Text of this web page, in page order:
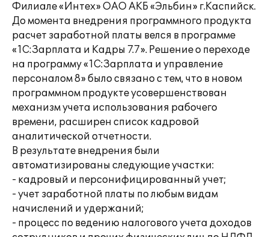
Филиале «Интех» ОАО АКБ «Эльбин» г.Каспийск.
До момента внедрения программного продукта
расчет заработной платы велся в программе
«1С:Зарплата и Кадры 7.7». Решение о переходе
на программу «1С:Зарплата и управление
персоналом 8» было связано с тем, что в новом
программном продукте усовершенствован
механизм учета использования рабочего
времени, расширен список кадровой
аналитической отчетности.
В результате внедрения были
автоматизированы следующие участки:
- кадровый и персонифицированный учет;
- учет заработной платы по любым видам
начислений и удержаний;
- процесс по ведению налогового учета доходов